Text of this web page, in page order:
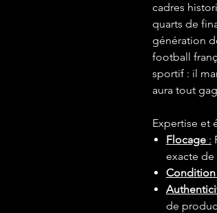
cadres
quarts de
génération
football
sportif : il
aura tout
Expertise et
Flocage :
exacte de
Condition
de